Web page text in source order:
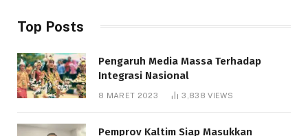
Top Posts
Pengaruh Media Massa Terhadap
Integrasi Nasional
8 MARET 2023 3,838VIEWS
Pemprov Kaltim Siap Masukkan